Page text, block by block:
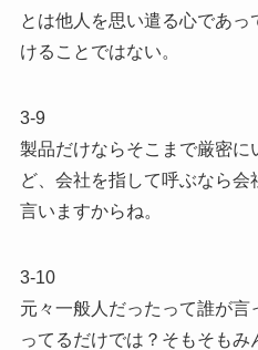
とは他人を思い遣る心であ
けることではない。
3-9
製品だけならそこまで厳密に
ど、会社を指して呼ぶなら
言いますからね。
3-10
元々一般人だったって誰が
ってるだけでは？そもそもみ